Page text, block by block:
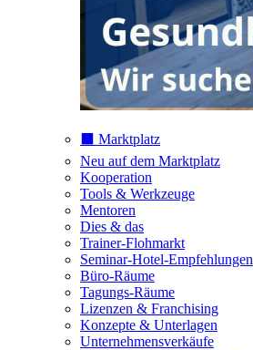
⬛️ Marktplatz
Neu auf dem Marktplatz
Kooperation
Tools & Werkzeuge
Mentoren
Dies & das
Trainer-Flohmarkt
Seminar-Hotel-Empfehlungen
Büro-Räume
Tagungs-Räume
Lizenzen & Franchising
Konzepte & Unterlagen
Unternehmensverkäufe